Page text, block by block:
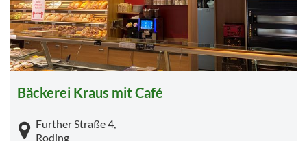
Bäckerei Kraus mit Café
Further Straße 4,
Roding